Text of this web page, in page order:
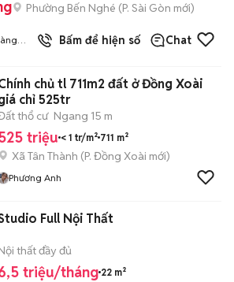
Phường Bến Nghé (P. Sài Gòn mới)
9đã bán
Bấm để hiện số Chat
chủ tl 711m2 đất ở Đồng Xoài
chỉ 525tr
thổ cư Ngang 15 m
triệu < 1 tr/m² 711 m²
Xã Tân Thành (P. Đồng Xoài mới)
Phương Anh
Full Nội Thất
thất đầy đủ
triệu/tháng 22 m²